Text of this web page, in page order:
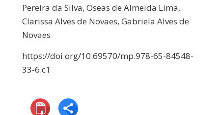
Pereira da Silva, Oseas de Almeida Lima,
Clarissa Alves de Novaes, Gabriela Alves de
Novaes
https://doi.org/10.69570/mp.978-65-84548-
33-6.c1